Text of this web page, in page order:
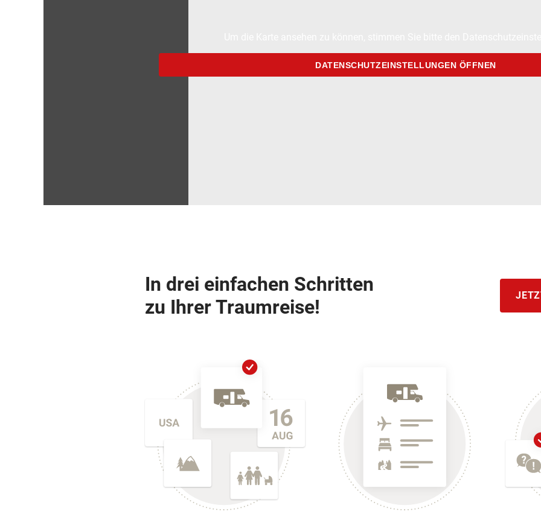
DATENSCHUTZEINSTELLUNGEN ÖFFNEN
In drei einfachen Schritten
zu Ihrer Traumreise!